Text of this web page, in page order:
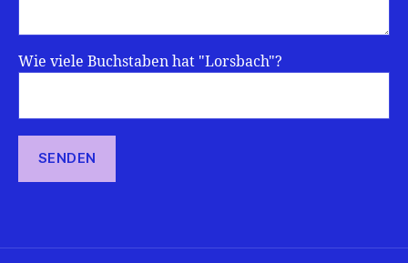
Wie viele Buchstaben hat "Lorsbach"?